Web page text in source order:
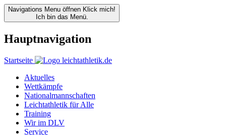
Navigations Menu öffnen Klick mich!
Ich bin das Menü.
Hauptnavigation
Startseite
Aktuelles
Wettkämpfe
Nationalmannschaften
Leichtathletik für Alle
Training
Wir im DLV
Service